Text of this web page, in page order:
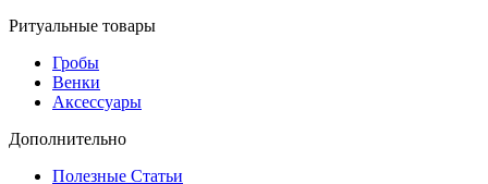
Ритуальные товары
Гробы
Венки
Аксессуары
Дополнительно
Полезные Статьи